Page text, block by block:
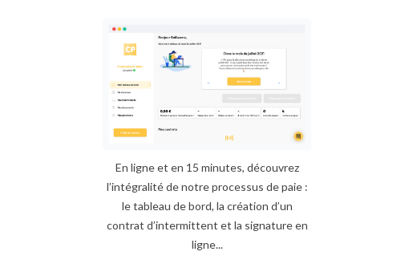
En ligne et en 15 minutes, découvrez
l’intégralité de notre processus de paie :
le tableau de bord, la création d’un
contrat d’intermittent et la signature en
ligne...